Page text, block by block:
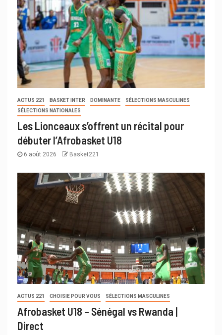
ACTUS 221 BASKET INTER DOMINANTE
SÉLECTIONS MASCULINES
SÉLECTIONS NATIONALES
Les Lionceaux s’offrent un récital pour
débuter l’Afrobasket U18
6 août 2026 Basket221
ACTUS 221 CHOISIE POUR VOUS SÉLECTIONS MASCULINES
Afrobasket U18 – Sénégal vs Rwanda |
Direct